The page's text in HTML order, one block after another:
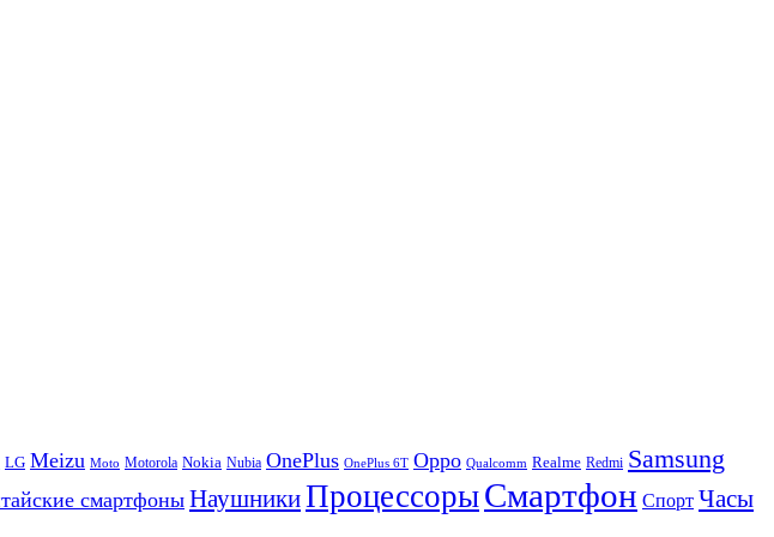
LG Meizu Moto Motorola Nokia Nubia OnePlus OnePlus 6T Oppo Qualcomm Realme Redmi Samsung
смартфоныНаушникиПроцессорыСмартфон Спорт Часы